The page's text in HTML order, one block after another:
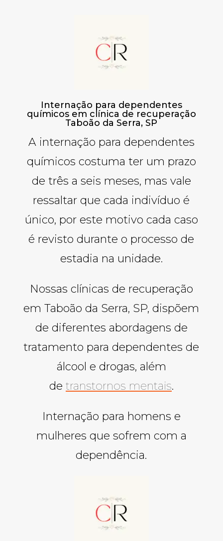
Internação para dependentes
químicos em clínica de recuperação
Taboão da Serra, SP
A internação para dependentes
químicos costuma ter um prazo
de três a seis meses, mas vale
ressaltar que cada indivíduo é
único, por este motivo cada caso
é revisto durante o processo de
estadia na unidade.
Nossas clínicas de recuperação
em Taboão da Serra, SP, dispõem
de diferentes abordagens de
tratamento para dependentes de
álcool e drogas, além
de transtornos mentais.
Internação para homens e
mulheres que sofrem com a
dependência.